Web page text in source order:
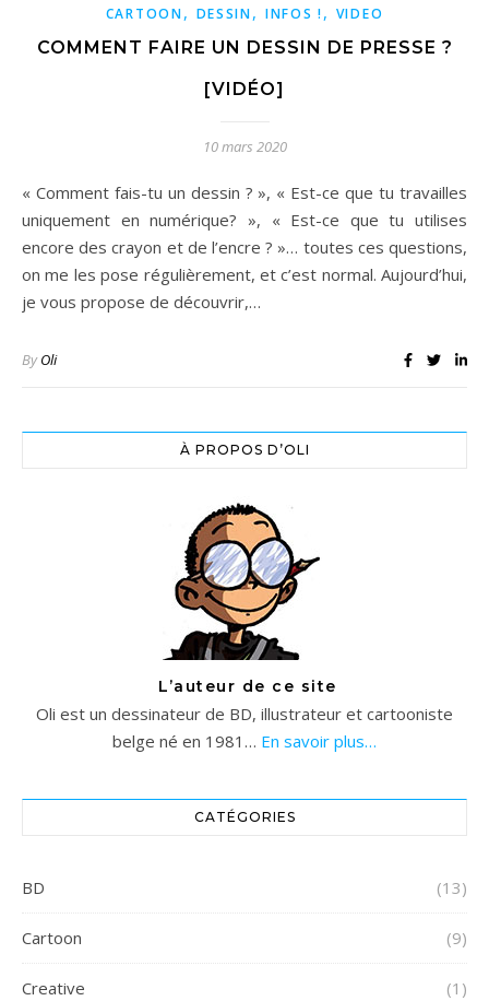
CARTOON, DESSIN, INFOS !, VIDEO
COMMENT FAIRE UN DESSIN DE PRESSE ?
[VIDÉO]
10 mars 2020
« Comment fais-tu un dessin ? », « Est-ce que tu travailles
uniquement en numérique? », « Est-ce que tu utilises
encore des crayon et de l’encre ? »… toutes ces questions,
on me les pose régulièrement, et c’est normal. Aujourd’hui,
je vous propose de découvrir,…
ByOli
À PROPOS D’OLI
L’auteur de ce site
Oli est un dessinateur de BD, illustrateur et cartooniste
belge né en 1981… En savoir plus…
CATÉGORIES
BD (13)
Cartoon (9)
Creative (1)